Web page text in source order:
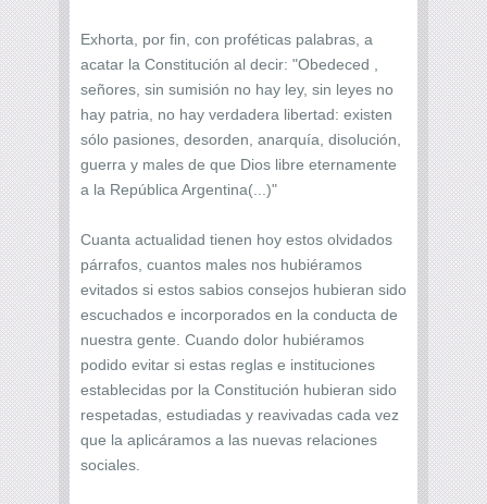
Exhorta, por fin, con proféticas palabras, a
acatar la Constitución al decir: "Obedeced ,
señores, sin sumisión no hay ley, sin leyes no
hay patria, no hay verdadera libertad: existen
sólo pasiones, desorden, anarquía, disolución,
guerra y males de que Dios libre eternamente
a la República Argentina(...)"
Cuanta actualidad tienen hoy estos olvidados
párrafos, cuantos males nos hubiéramos
evitados si estos sabios consejos hubieran sido
escuchados e incorporados en la conducta de
nuestra gente. Cuando dolor hubiéramos
podido evitar si estas reglas e instituciones
establecidas por la Constitución hubieran sido
respetadas, estudiadas y reavivadas cada vez
que la aplicáramos a las nuevas relaciones
sociales.